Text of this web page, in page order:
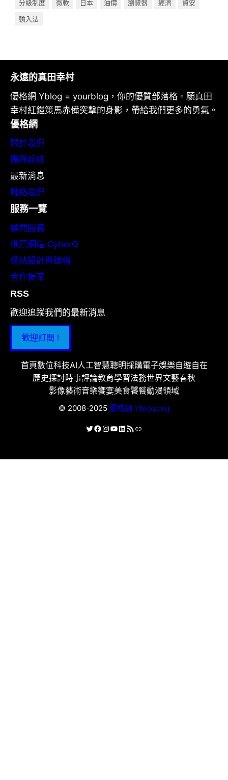
分級制度 微軟 日本 油價 瀏覽器 經濟
資安
輸入法
永遠的真田幸村
優格網 Yblog = yourblog，你的優質部落格。願真田
幸村紅鎧策馬赤備突擊的身影，帶給我們更多的勇氣。
優格網
關於我們
團隊組成
最新消息
聯絡我們
服務一覽
顧問服務
推薦網站:CyberQ
網站設計與建構
合作提案
RSS
歡迎追蹤我們的最新消息
歡迎訂閱 !
首頁數位科技AI人工智慧聰明採購電子娛樂自遊自在
歷史探討時事評論教育學習法務世界文藝春秋
影像藝術音樂饗宴美食饕餮動漫領域
© 2008-2025 優格網 Yblog.org
X Facebook
Instagram
YouTube
LinkedIn
RSS 資訊提供連結